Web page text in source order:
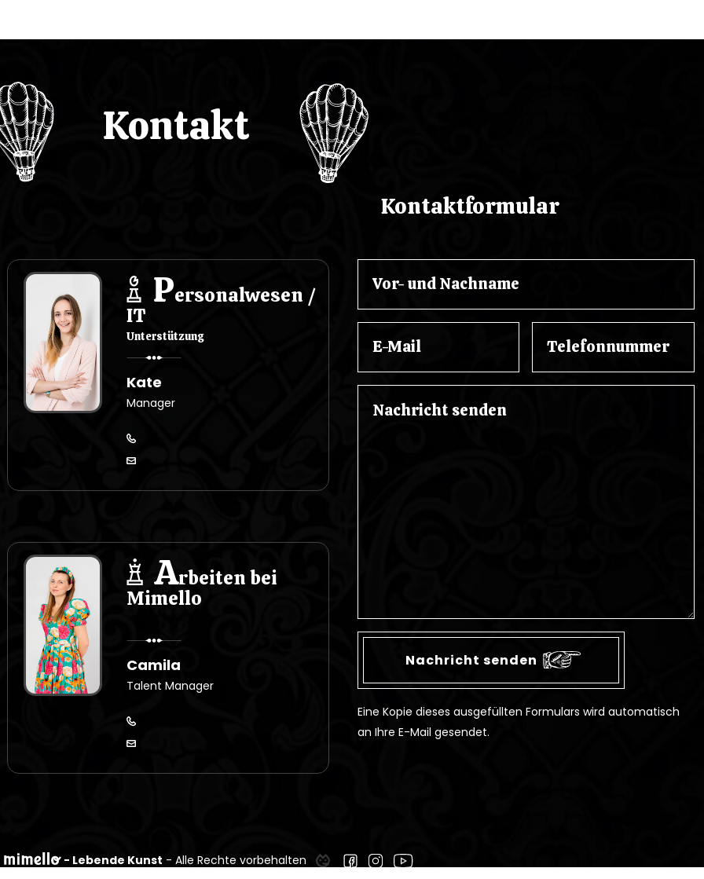
Kontakt
Personalwesen /
IT
Unterstützung
Kate
Manager
Arbeiten bei
Mimello
Camila
Talent Manager
Kontaktformular
Eine Kopie dieses ausgefüllten Formulars wird automatisch
an Ihre E-Mail gesendet.
- Lebende Kunst - Alle Rechte vorbehalten